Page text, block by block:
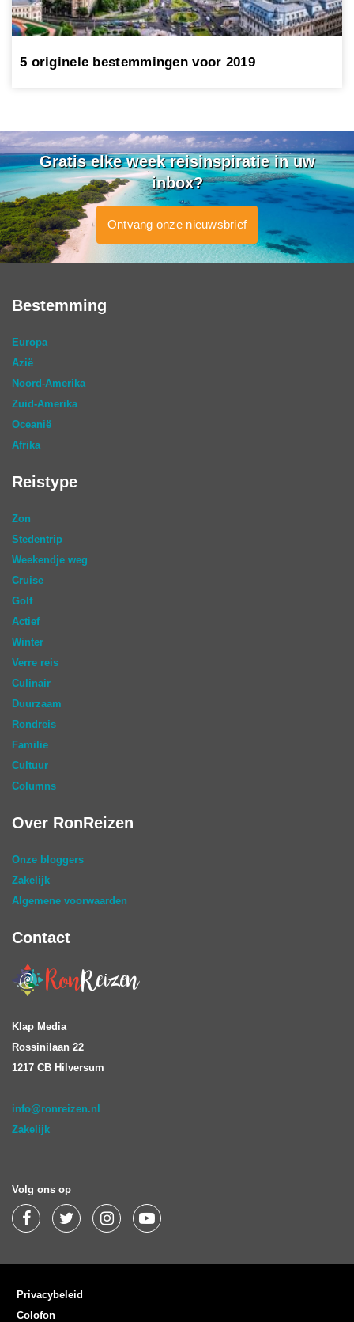
5 originele bestemmingen voor 2019
Gratis elke week reisinspiratie in uw
inbox?
Ontvang onze nieuwsbrief
Bestemming
Europa
Azië
Noord-Amerika
Zuid-Amerika
Oceanië
Afrika
Reistype
Zon
Stedentrip
Weekendje weg
Cruise
Golf
Actief
Winter
Verre reis
Culinair
Duurzaam
Rondreis
Familie
Cultuur
Columns
Over RonReizen
Onze bloggers
Zakelijk
Algemene voorwaarden
Contact
Klap Media
Rossinilaan 22
1217 CB Hilversum
info@ronreizen.nl
Zakelijk
Volg ons op
Privacybeleid
Colofon